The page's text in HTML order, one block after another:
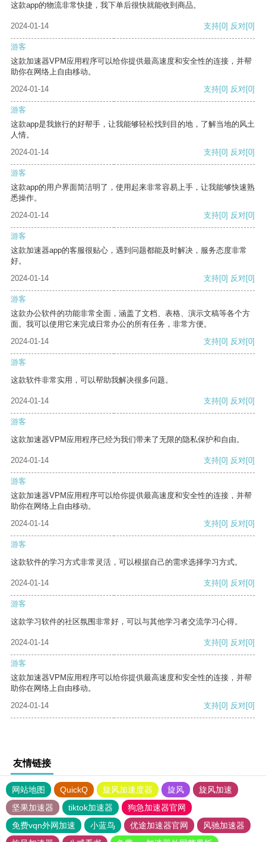
这款app的物流非常快捷，我下单后很快就能收到商品。
2024-01-14 支持[0] 反对[0]
游客
这款加速器VPM应用程序可以给你提供最高速度和安全性的连接，并帮
助你在网络上自由移动。
2024-01-14
支持[0] 反对[0]
游客
这款app是我旅行的好帮手，让我能够轻松找到目的地，了解当地的风土
人情。
2024-01-14
支持[0] 反对[0]
游客
这款app的用户界面简洁明了，使用起来非常容易上手，让我能够快速熟
悉操作。
2024-01-14
支持[0] 反对[0]
游客
这款加速器app的客服很贴心，遇到问题都能及时解决，服务态度非常
好。
2024-01-14
支持[0] 反对[0]
游客
这款办公软件的功能非常全面，涵盖了文档、表格、演示文稿等各个方
面。我可以使用它来完成日常办公的所有任务，非常方便。
2024-01-14
支持[0] 反对[0]
游客
这款软件非常实用，可以帮助我解决很多问题。
2024-01-14 支持[0] 反对[0]
游客
这款加速器VPM应用程序已经为我们带来了无限的隐私保护和自由。
2024-01-14 支持[0] 反对[0]
游客
这款加速器VPM应用程序可以给你提供最高速度和安全性的连接，并帮
助你在网络上自由移动。
2024-01-14
支持[0] 反对[0]
游客
这款软件的学习方式非常灵活，可以根据自己的需求选择学习方式。
2024-01-14 支持[0] 反对[0]
游客
这款学习软件的社区氛围非常好，可以与其他学习者交流学习心得。
2024-01-14 支持[0] 反对[0]
游客
这款加速器VPM应用程序可以给你提供最高速度和安全性的连接，并帮
助你在网络上自由移动。
2024-01-14
支持[0] 反对[0]
友情链接
网站地图 QuickQ 旋风加速度器 旋风
旋风加速
坚果加速器
tiktok加速器
狗急加速器官网
免费vqn外网加速
小蓝鸟 优途加速器官网
风驰加速器